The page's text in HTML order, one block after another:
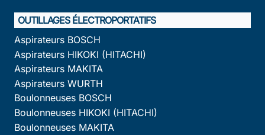
OUTILLAGES ÉLECTROPORTATIFS
Aspirateurs BOSCH
Aspirateurs HIKOKI (HITACHI)
Aspirateurs MAKITA
Aspirateurs WURTH
Boulonneuses BOSCH
Boulonneuses HIKOKI (HITACHI)
Boulonneuses MAKITA